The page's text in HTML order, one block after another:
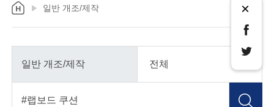
일반 개조/제작 ×